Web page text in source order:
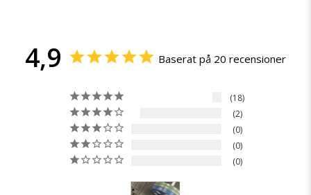
4,9 Baserat på 20 recensioner
18
2
0
0
0